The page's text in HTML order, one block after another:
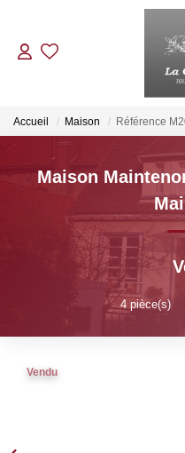
NOS
Accueil Maison Référence
Maison
4pièce(s)
Vendu